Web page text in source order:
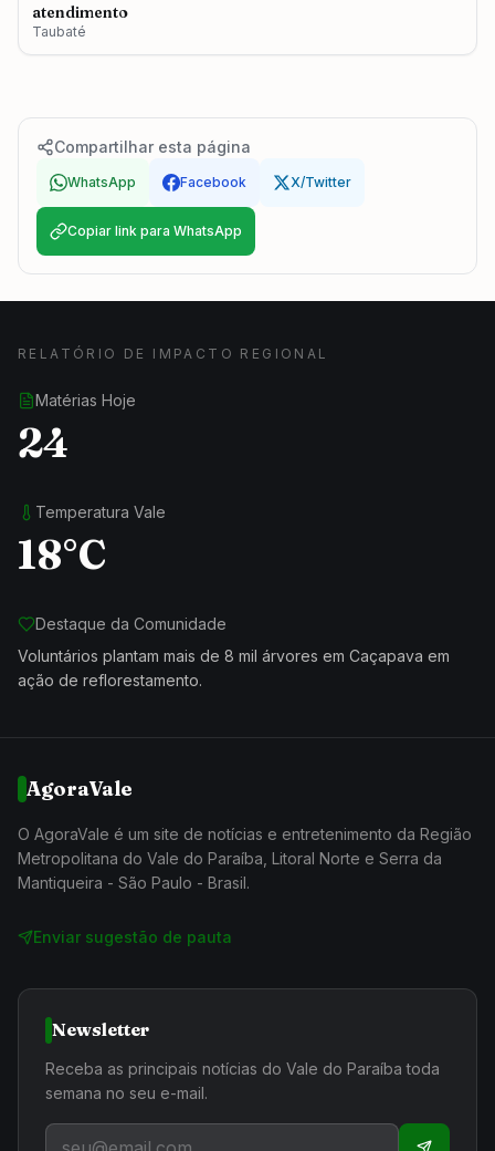
atendimento
Taubaté
Compartilhar esta página
WhatsApp Facebook X/Twitter
Copiar link para WhatsApp
RELATÓRIO DE IMPACTO REGIONAL
Matérias Hoje
24
Temperatura Vale
18°C
Destaque da Comunidade
Voluntários plantam mais de 8 mil árvores em Caçapava em
ação de reflorestamento.
AgoraVale
O AgoraVale é um site de notícias e entretenimento da Região
Metropolitana do Vale do Paraíba, Litoral Norte e Serra da
Mantiqueira - São Paulo - Brasil.
Enviar sugestão de pauta
Newsletter
Receba as principais notícias do Vale do Paraíba toda
semana no seu e-mail.